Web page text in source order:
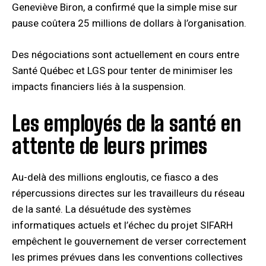
Geneviève Biron, a confirmé que la simple mise sur
pause coûtera 25 millions de dollars à l’organisation.​
Des négociations sont actuellement en cours entre
Santé Québec et LGS pour tenter de minimiser les
impacts financiers liés à la suspension.​
Les employés de la santé en
attente de leurs primes
Au-delà des millions engloutis, ce fiasco a des
répercussions directes sur les travailleurs du réseau
de la santé. La désuétude des systèmes
informatiques actuels et l’échec du projet SIFARH
empêchent le gouvernement de verser correctement
les primes prévues dans les conventions collectives